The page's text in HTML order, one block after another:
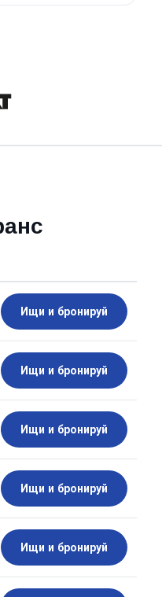
Ищи и бронируй
Ищи и бронируй
Ищи и бронируй
Ищи и бронируй
Ищи и бронируй